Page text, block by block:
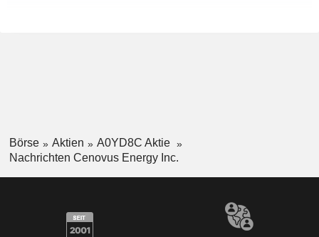
Börse Aktien
A0YD8C Aktie
Nachrichten Cenovus Energy Inc.